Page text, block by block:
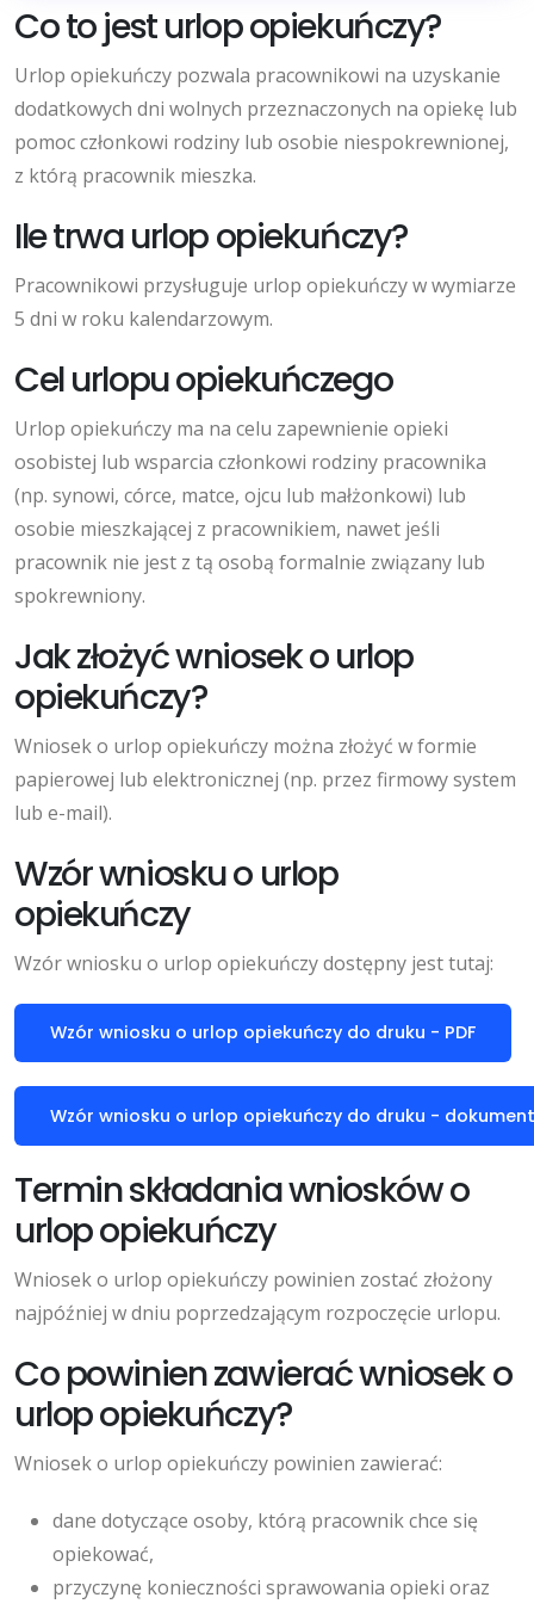
Co to jest urlop opiekuńczy?
Urlop opiekuńczy pozwala pracownikowi na uzyskanie
dodatkowych dni wolnych przeznaczonych na opiekę lub
pomoc członkowi rodziny lub osobie niespokrewnionej,
z którą pracownik mieszka.
Ile trwa urlop opiekuńczy?
Pracownikowi przysługuje urlop opiekuńczy w wymiarze
5 dni w roku kalendarzowym.
Cel urlopu opiekuńczego
Urlop opiekuńczy ma na celu zapewnienie opieki
osobistej lub wsparcia członkowi rodziny pracownika
(np. synowi, córce, matce, ojcu lub małżonkowi) lub
osobie mieszkającej z pracownikiem, nawet jeśli
pracownik nie jest z tą osobą formalnie związany lub
spokrewniony.
Jak złożyć wniosek o urlop
opiekuńczy?
Wniosek o urlop opiekuńczy można złożyć w formie
papierowej lub elektronicznej (np. przez firmowy system
lub e-mail).
Wzór wniosku o urlop
opiekuńczy
Wzór wniosku o urlop opiekuńczy dostępny jest tutaj:
Wzór wniosku o urlop opiekuńczy do druku - PDF
Wzór wniosku o urlop opiekuńczy do druku -
Termin składania wniosków o
urlop opiekuńczy
Wniosek o urlop opiekuńczy powinien zostać złożony
najpóźniej w dniu poprzedzającym rozpoczęcie urlopu.
Co powinien zawierać wniosek o
urlop opiekuńczy?
Wniosek o urlop opiekuńczy powinien zawierać:
dane dotyczące osoby, którą pracownik chce się
opiekować,
przyczynę konieczności sprawowania opieki oraz